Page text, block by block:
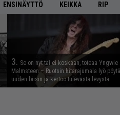
ENSINÄYTTÖ KEIKKA RIP
3. Se on nyt tai ei koskaan, toteaa Yngwie
Malmsteen – Ruotsin kitarajumala lyö
uuden biisin ja kertoo tulevasta levystä